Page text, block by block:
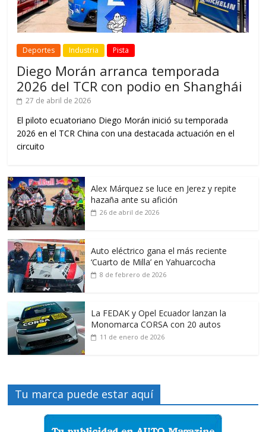
Deportes Industria Pista
Diego Morán arranca temporada
2026 del TCR con podio en Shanghái
27 de abril de 2026
El piloto ecuatoriano Diego Morán inició su temporada
2026 en el TCR China con una destacada actuación en el
circuito
Alex Márquez se luce en Jerez y repite
hazaña ante su afición
26 de abril de 2026
Auto eléctrico gana el más reciente
‘Cuarto de Milla’ en Yahuarcocha
8 de febrero de 2026
La FEDAK y Opel Ecuador lanzan la
Monomarca CORSA con 20 autos
11 de enero de 2026
Tu marca puede estar aquí